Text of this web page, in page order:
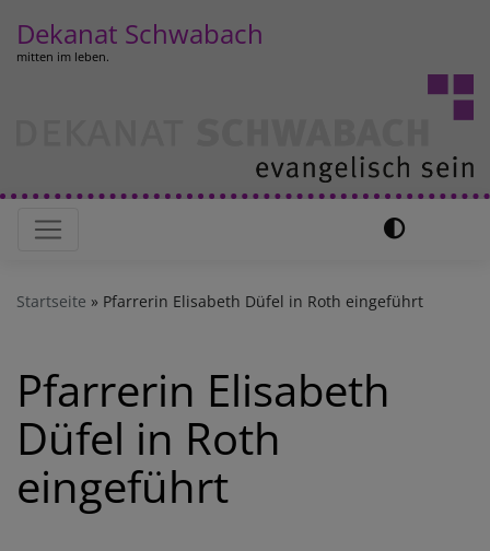
zum
Inhalt
Dekanat Schwabach
mitten im leben.
Hauptnavigation
Startseite Pfarrerin Elisabeth Düfel in Roth eingeführt
Pfarrerin Elisabeth
Düfel in Roth
eingeführt